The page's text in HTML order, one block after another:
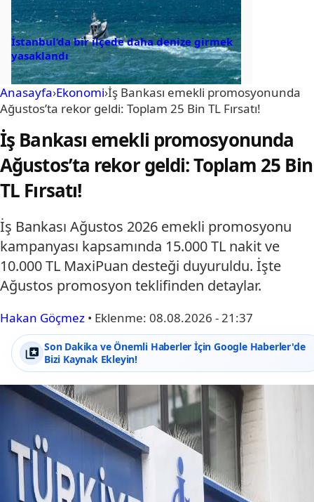
İstanbul’da bir ilçede daha denize girmek
yasaklandı
Anasayfa›Ekonomi›İş Bankası emekli promosyonunda
Ağustos’ta rekor geldi: Toplam 25 Bin TL Fırsatı!
İş Bankası emekli promosyonunda
Ağustos’ta rekor geldi: Toplam 25 Bin
TL Fırsatı!
İş Bankası Ağustos 2026 emekli promosyonu
kampanyası kapsamında 15.000 TL nakit ve
10.000 TL MaxiPuan desteği duyuruldu. İşte
Ağustos promosyon teklifinden detaylar.
Hakan Göçmez • Eklenme: 08.08.2026 - 21:37
Son Dakika ve Önemli Haberler İçin Google Haberler'de
Bizi Kaynak Ekleyin!